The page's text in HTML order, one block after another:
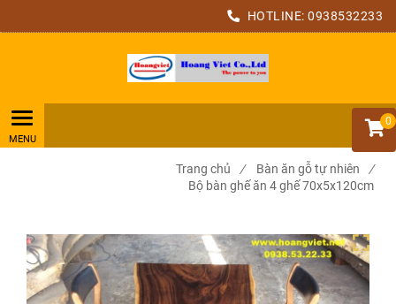
HOTLINE: 0938532233
0
Trang chủ / Bàn ăn gỗ tự nhiên
/
Bộ bàn ghế ăn 4 ghế 70x5x120cm